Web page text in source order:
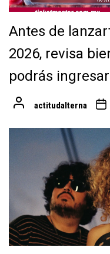
Antes de
2026, revisa
podrás
actitudalterna